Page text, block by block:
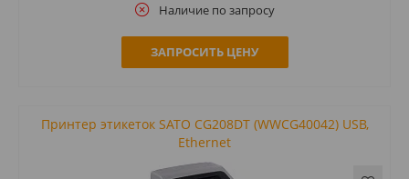
Наличие по запросу
ЗАПРОСИТЬ ЦЕНУ
Принтер этикеток SATO CG208DT (WWCG40042) USB,
Ethernet